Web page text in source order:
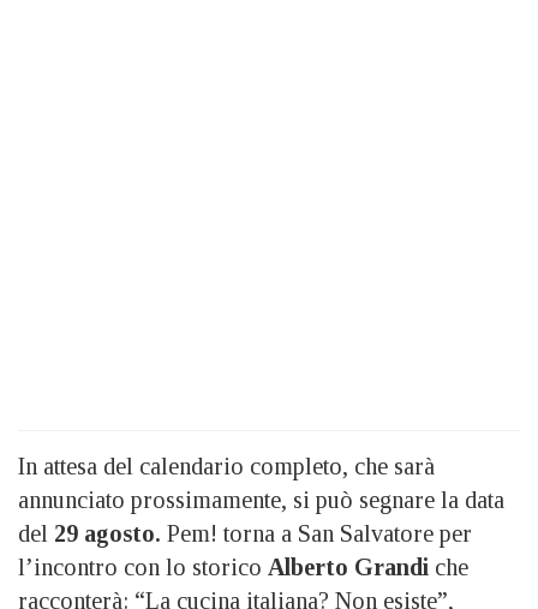
In attesa del calendario completo, che sarà
annunciato prossimamente, si può segnare la data
del 29 agosto. Pem! torna a San Salvatore per
l’incontro con lo storico Alberto Grandi che
racconterà: “La cucina italiana? Non esiste”,